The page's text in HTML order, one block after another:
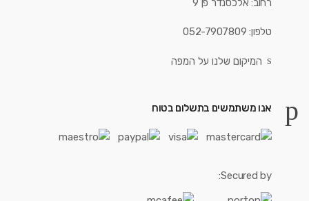
רחוב: אלכסנדר פן 9
טלפון: 052-7907809
המיקום שלנו על המפה
אנו משתמשים בתשלום בטוח
Secured by: